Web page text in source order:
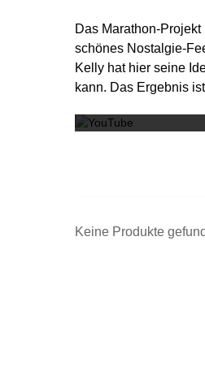
Das Marathon-
schönes Nostalgie-
Kelly hat hier seine
kann. Das Ergebnis
Keine Produkte